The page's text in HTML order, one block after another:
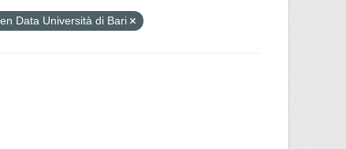
Data Università di Bari